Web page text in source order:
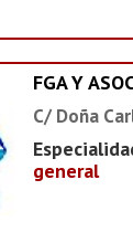
FGA Y
C/ Doña
general